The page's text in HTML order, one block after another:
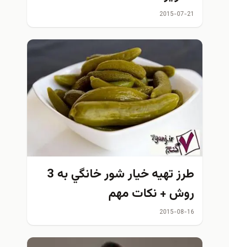
طرز تهيه خیار شور خانگي به 3
+ نكات مهم